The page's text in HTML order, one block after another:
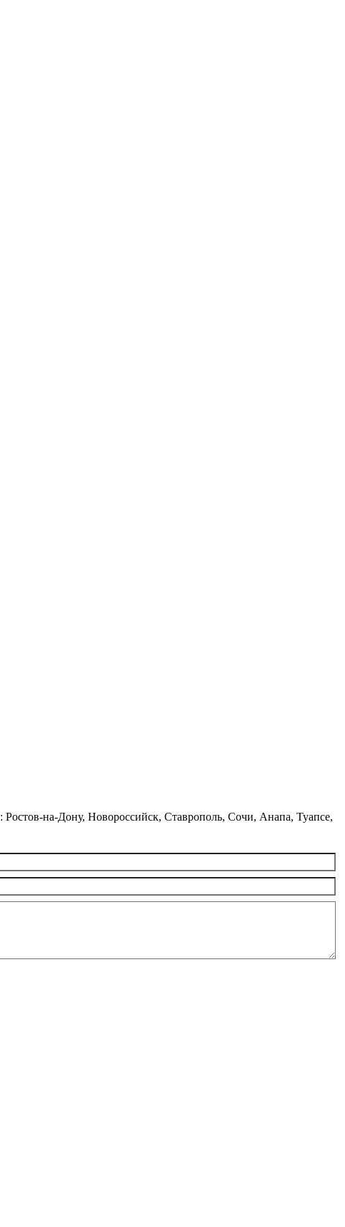
: Ростов-на-Дону, Новороссийск, Ставрополь, Сочи, Анапа, Туапсе,